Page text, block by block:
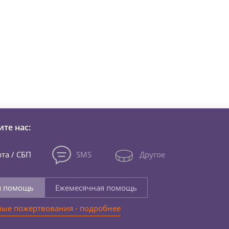
нас:
/ СБП SMS Другое
помощь
Ежемесячная помощь
пожертвования - подробнее